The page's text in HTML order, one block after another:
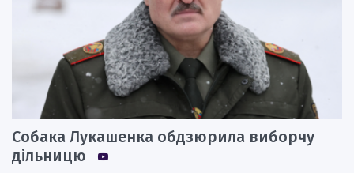
Собака Лукашенка обдзюрила виборчу
дільницю